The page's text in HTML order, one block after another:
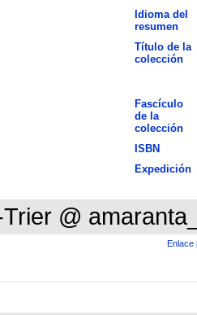
Idioma del
resumen
Título de la
colección
Fascículo
de la
colección
ISBN
Expedición
@
Enlace